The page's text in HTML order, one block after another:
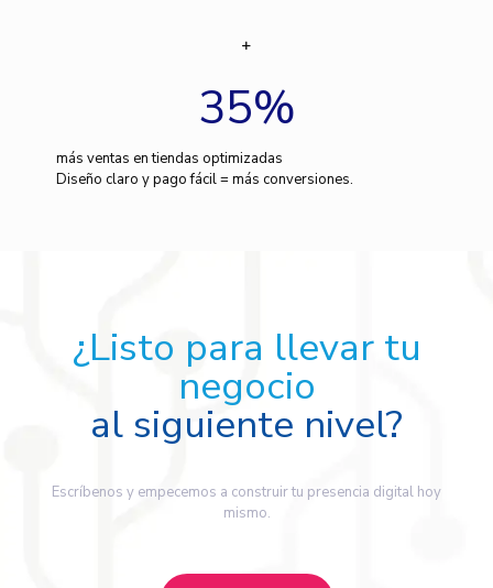
35%
más ventas en tiendas optimizadas
Diseño claro y pago fácil = más conversiones.
¿Listo para llevar tu
negocio
al siguiente nivel?
Escríbenos y empecemos a construir tu presencia digital hoy
mismo.